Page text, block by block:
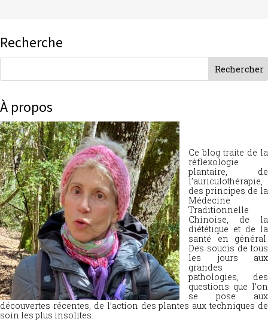
Recherche
À propos
Ce blog traite de la
réflexologie
plantaire, de
l’auriculothérapie,
des principes de la
Médecine
Traditionnelle
Chinoise, de la
diététique et de la
santé en général.
Des soucis de tous
les jours aux
grandes
pathologies, des
questions que l’on
se pose aux
découvertes récentes, de l’action des plantes aux techniques de
soin les plus insolites.